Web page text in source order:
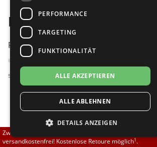
Übergrößen 43-44
Flexerinas
RayRose
Rummos
Rumpf
SoDanca
TopTanz
RayRose 418 Tiber -
Passt am besten bei Fußweite:
schmal normal
5.00 (10 Bewertungen)
141,00
Zwischen 70,00 EUR und 800,00 EUR liefern wir
versandkostenfrei! Kostenlose Retoure möglich1.
PERFORMANCE
TARGETING
FUNKTIONALITÄT
ALLE AKZEPTIEREN
ALLE ABLEHNEN
DETAILS ANZEIGEN